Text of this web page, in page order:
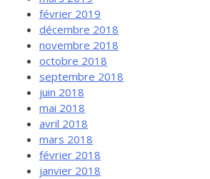
février 2019
décembre 2018
novembre 2018
octobre 2018
septembre 2018
juin 2018
mai 2018
avril 2018
mars 2018
février 2018
janvier 2018